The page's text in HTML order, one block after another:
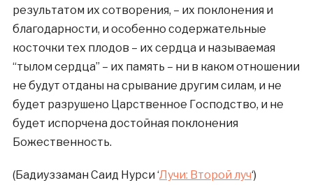
результатом их сотворения, – их поклонения и
благодарности, и особенно содержательные
косточки тех плодов – их сердца и называемая
“тылом сердца” – их память – ни в каком отношении
не будут отданы на срывание другим силам, и не
будет разрушено Царственное Господство, и не
будет испорчена достойная поклонения
Божественность.
(Бадиуззаман Саид Нурси ‘Лучи: Второй луч‘)